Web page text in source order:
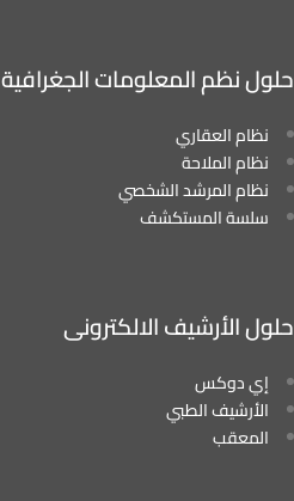
حلول نظم المعلومات الجغرافية
نظام العقاري
نظام الملاحة
نظام المرشد الشخصي
سلسة المستكشف
حلول الأرشيف الالكترونى
إي دوكس
الأرشيف الطبي
المعقب